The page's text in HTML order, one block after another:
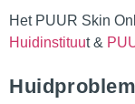
Het PUUR Skin
Huidinstituut &